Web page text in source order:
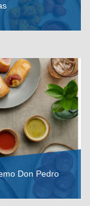
Don Pedro